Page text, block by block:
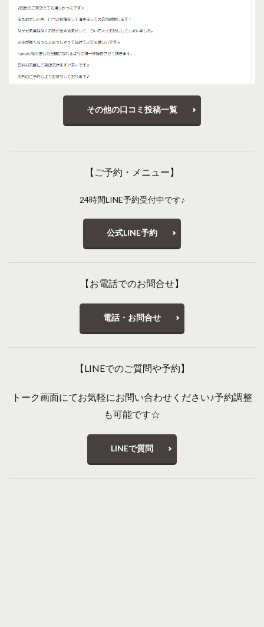
その他の口コミ投稿一覧
【ご予約・メニュー】
24時間LINE予約受付中です♪
公式LINE予約
【お電話でのお問合せ】
電話・お問合せ
【LINEでのご質問や予約】
トーク画面にてお気軽にお問い合わせください♪予約調整
も可能です☆
LINEで質問